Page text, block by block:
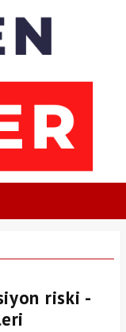
riski -